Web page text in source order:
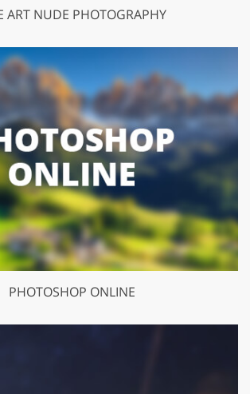
ART NUDE PHOTOGRAPHY
PHOTOSHOP ONLINE